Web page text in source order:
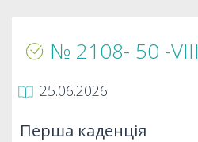
№ 2108- 50 -VIIІ
25.06.2026
Перша каденція